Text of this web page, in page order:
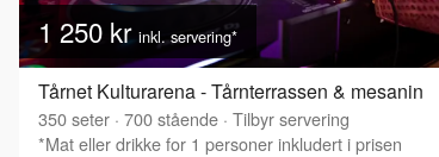
1 250 kr inkl. servering*
Tårnet Kulturarena - Tårnterrassen & mesanin
350seter · 700stående · Tilbyr servering
*Mat eller drikke for 1 personer inkludert i prisen